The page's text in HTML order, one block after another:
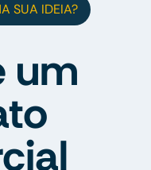
SUA IDEIA?
um